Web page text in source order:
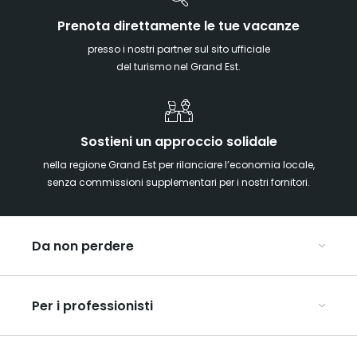
Prenota direttamente le tue vacanze
presso i nostri partner sul sito ufficiale
del turismo nel Grand Est.
Sostieni un approccio solidale
nella regione Grand Est per rilanciare l’economia locale,
senza commissioni supplementari per i nostri fornitori.
Da non perdere
Alsazia
Ardenne
Per i professionisti